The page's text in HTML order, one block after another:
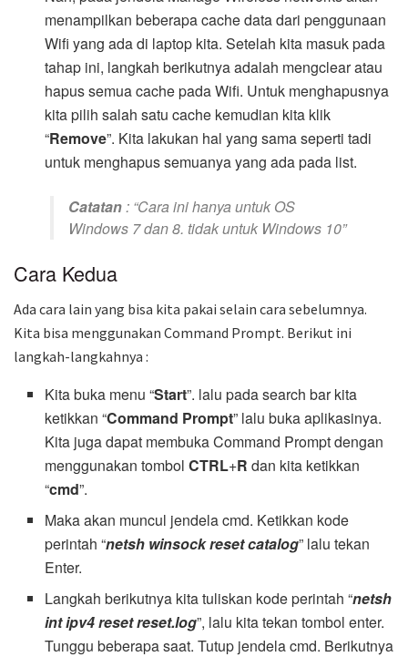
menampilkan beberapa cache data dari penggunaan
Wifi yang ada di laptop kita. Setelah kita masuk pada
tahap ini, langkah berikutnya adalah mengclear atau
hapus semua cache pada Wifi. Untuk menghapusnya
kita pilih salah satu cache kemudian kita klik
“Remove”. Kita lakukan hal yang sama seperti tadi
untuk menghapus semuanya yang ada pada list.
Catatan: “Cara ini hanya untuk OS
Windows 7 dan 8. tidak untuk Windows 10”
Cara Kedua
Ada cara lain yang bisa kita pakai selain cara sebelumnya.
Kita bisa menggunakan Command Prompt. Berikut ini
langkah-langkahnya :
Kita buka menu “Start”. lalu pada search bar kita
ketikkan “Command Prompt” lalu buka aplikasinya.
Kita juga dapat membuka Command Prompt dengan
menggunakan tombolCTRL+R dan kita ketikkan
“cmd”.
Maka akan muncul jendela cmd. Ketikkan kode
perintah “netsh winsock reset catalog” lalu tekan
Enter.
Langkah berikutnya kita tuliskan kode perintah “netsh
int ipv4 reset reset.log”, lalu kita tekan tombol enter.
Tunggu beberapa saat. Tutup jendela cmd. Berikutnya